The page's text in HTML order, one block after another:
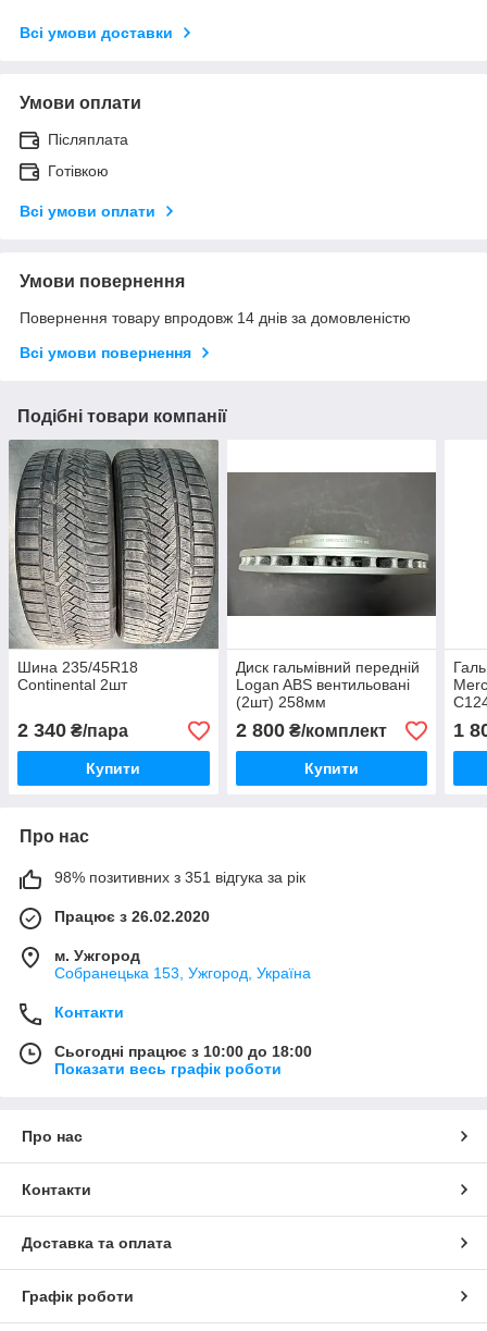
Всі умови доставки
Умови оплати
Післяплата
Готівкою
Всі умови оплати
Умови повернення
Повернення товару впродовж 14 днів за домовленістю
Всі умови повернення
Подібні товари компанії
Шина 235/45R18
Continental 2шт
2 340 ₴/пара
Купити
Диск гальмівний передній
Logan ABS вентильовані
(2шт) 258мм
2 800₴/комплект
Купити
284
1
Про нас
98% позитивних з 351 відгука за рік
Працює з 26.02.2020
м. Ужгород
Собранецька 153, Ужгород, Україна
Контакти
Сьогодні працює з 10:00 до 18:00
Показати весь графік роботи
Про нас
Контакти
Доставка та оплата
Графік роботи